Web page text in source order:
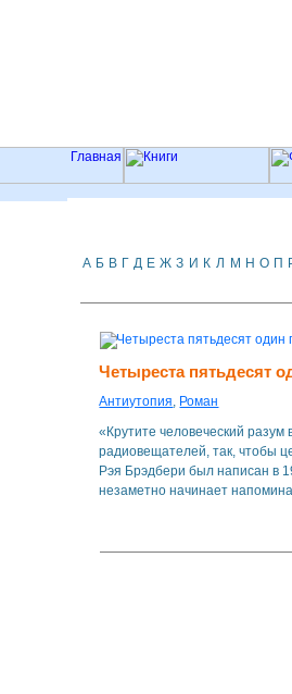
А Б В Г Д Е Ж З И К Л М Н О П
Четыреста пятьдесят
Антиутопия, Роман
«Крутите человеческий
радиовещателей, так, чтобы
Рэя Брэдбери был написан в
незаметно начинает